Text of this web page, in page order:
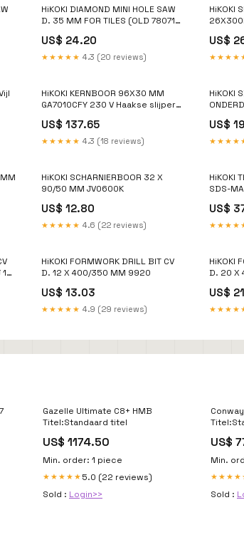
HiKOKI DIAMOND MINI HOLE SAW
D. 35 MM FOR TILES (OLD 780711)
76 mm
US$ 24.20
★★★★★ 4.3 (20 reviews)
HiKOKI
nat
US$
HiKOKI KERNBOOR 96X30 MM
GA7010CFY 230 V Haakse slijper
US$ 137.65
★★★★★ 4.3 (18 reviews)
HiKOKI
US$
HiKOKI SCHARNIERBOOR 32 X
90/50 MM JV0600K
US$ 12.80
★★★★★ 4.6 (22 reviews)
HiKOKI
SDS-
US$
HiKOKI FORMWORK DRILL BIT CV
D. 12 X 400/350 MM 9920
US$ 13.03
★★★★★ 4.9 (29 reviews)
HiKOKI
D. 20 X
US$
Gazelle Ultimate C8+ HMB
Titel:Standaard titel
US$ 1174.50
Min. order: 1 piece
★★★★★ 5.0 (22 reviews)
Sold : Login>>
US$
Min.
Sold :